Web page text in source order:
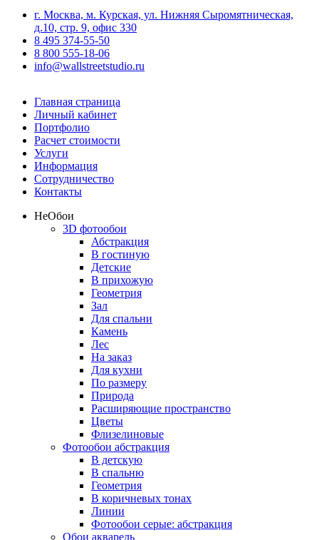
г. Москва, м. Курская, ул. Нижняя Сыромятническая,
д.10, стр. 9, офис 330
8 495 374-55-50
8 800 555-18-06
info@wallstreetstudio.ru
Главная страница
Личный кабинет
Портфолио
Расчет стоимости
Услуги
Информация
Сотрудничество
Контакты
НеОбои
3D фотообои
Абстракция
В гостиную
Детские
В прихожую
Геометрия
Зал
Для спальни
Камень
Лес
На заказ
Для кухни
По размеру
Природа
Расширяющие пространство
Цветы
Флизелиновые
Фотообои абстракция
В детскую
В спальню
Геометрия
В коричневых тонах
Линии
Фотообои серые: абстракция
Обои акварель